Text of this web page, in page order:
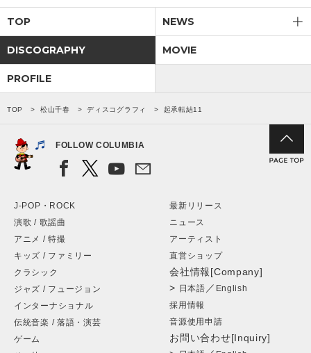
TOP NEWS
DISCOGRAPHY MOVIE
PROFILE
TOP 松山千春 ディスコグラフィ 起承転結11
FOLLOW COLUMBIA
J-POP・ROCK
演歌 / 歌謡曲
アニメ / 特撮
キッズ / ファミリー
クラシック
ジャズ / フュージョン
インターナショナル
伝統音楽 / 落語・演芸
ゲーム
最新リリース
ニュース
アーティスト
直営ショップ
会社情報[Company]
> 日本語 ／ English
採用情報
音源使用申請
お問い合わせ[Inquiry]